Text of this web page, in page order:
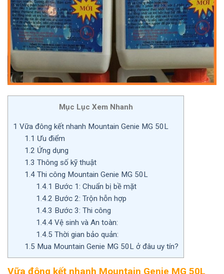
Mục Lục Xem Nhanh
1 Vữa đông kết nhanh Mountain Genie MG 50L
1.1 Ưu điểm
1.2 Ứng dụng
1.3 Thông số kỹ thuật
1.4Thi công Mountain Genie MG 50L
1.4.1 Bước 1: Chuẩn bị bề mặt
1.4.2 Bước 2: Trộn hỗn hợp
1.4.3 Bước 3: Thi công
1.4.4Vệ sinh và An toàn:
1.4.5 Thời gian bảo quản:
1.5 Mua Mountain Genie MG 50L ở đâu uy tín?
Vữa đông kết nhanh Mountain Genie MG 50L